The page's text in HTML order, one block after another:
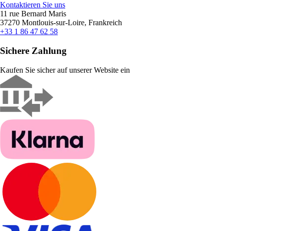
Kontaktieren Sie uns
11 rue Bernard Maris
37270 Montlouis-sur-Loire, Frankreich
+33 1 86 47 62 58
Sichere Zahlung
Kaufen Sie sicher auf unserer Website ein